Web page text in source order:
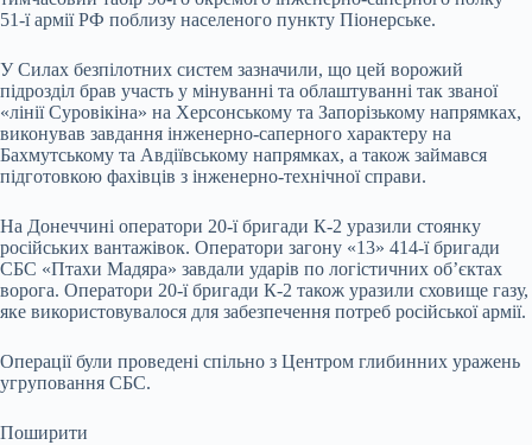
51-ї армії РФ поблизу населеного пункту Піонерське.
У Силах безпілотних систем зазначили, що цей ворожий
підрозділ брав участь у мінуванні та облаштуванні так званої
«лінії Суровікіна» на Херсонському та Запорізькому напрямках,
виконував завдання інженерно-саперного характеру на
Бахмутському та Авдіївському напрямках, а також займався
підготовкою фахівців з інженерно-технічної справи.
На Донеччині оператори 20-ї бригади К-2 уразили стоянку
російських вантажівок. Оператори загону «13» 414-ї бригади
СБС «Птахи Мадяра» завдали ударів по логістичних об’єктах
ворога. Оператори 20-ї бригади К-2 також уразили сховище газу,
яке використовувалося для забезпечення потреб російської армії.
Операції були проведені спільно з Центром глибинних уражень
угруповання СБС.
Поширити